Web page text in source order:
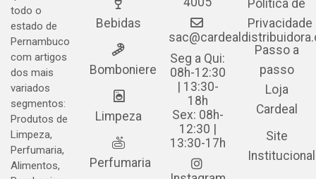
todo o
estado de
Pernambuco
com artigos
dos mais
variados
segmentos:
Produtos de
Limpeza,
Perfumaria,
Alimentos,
Bebidas
Bomboniere
Limpeza
Perfumaria
Seg a Qui:
08h-12:30
| 13:30-
18h
Sex: 08h-
12:30 |
13:30-17h
Política de
Privacidade
Passo a
passo
Loja
Cardeal
Site
Institucional